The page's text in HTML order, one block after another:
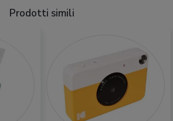
Prodotti simili